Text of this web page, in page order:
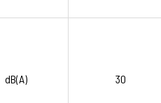
dB(A) 30